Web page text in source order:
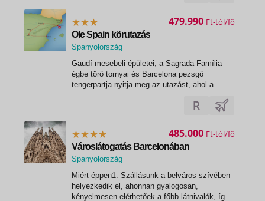
Ole Spain körutazás
Spanyolország
Barcelona
Gaudí mesebeli épületei, a Sagrada Família
égbe törő tornyai és Barcelona pezsgő
tengerpartja nyitja meg az utazást, ahol a
pillanatban új arcát mutatja. Madrid királyi
palotái, világhírű múzeumai és hangulatos terei
479.990 Ft
Városlátogatás Barcelonában
Spanyolország
Barcelona
Miért éppen1. Szállásunk a belváros szívében
helyezkedik el, ahonnan gyalogosan,
kényelmesen elérhetőek a főbb látnivalók, így
485.000 Ft